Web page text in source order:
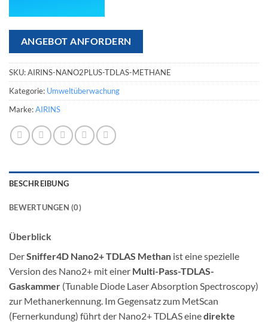
ANGEBOT ANFORDERN
SKU:AIRINS-NANO2PLUS-TDLAS-METHANE
Kategorie: Umweltüberwachung
Marke:AIRINS
BESCHREIBUNG
BEWERTUNGEN (0)
Überblick
DerSniffer4D Nano2+ TDLAS Methan ist eine spezielle
Version des Nano2+ mit einer Multi-Pass-TDLAS-
Gaskammer (Tunable Diode Laser Absorption Spectroscopy)
zur Methanerkennung. Im Gegensatz zum MetScan
(Fernerkundung) führt der Nano2+ TDLAS einedirekte